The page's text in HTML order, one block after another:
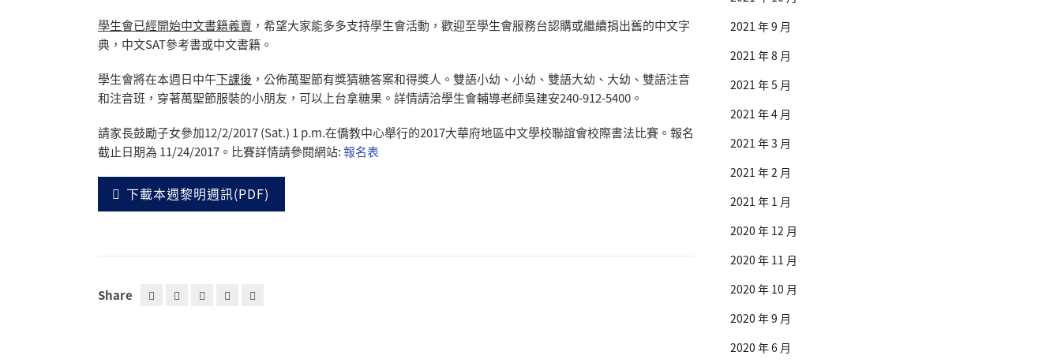
學生會已經開始中文書籍義賣 ，希望大家能多多支持學生會活動，歡迎至學生會服務台認購或繼續捐出舊的中文字
典，中文SAT參考書或中文書籍。
學生會將在本週日中午下課後 ，公佈萬聖節有獎猜糖答案和得獎人。雙語小幼、小幼、雙語大幼、大幼、雙語注音
和注音班，穿著萬聖節服裝的小朋友，可以上台拿糖果。詳情請洽學生會輔導老師吳建安240-912-5400。
請家長鼓勵子女參加12/2/2017 (Sat.) 1 p.m.在僑教中心舉行的2017大華府地區中文學校聯誼會校際書法比賽。報名
截止日期為 11/24/2017。比賽詳情請參閱網站:報名表
下載本週黎明週訊(PDF)
Share
2021 年 9 月
2021 年 8 月
2021 年 5 月
2021 年 4 月
2021 年 3 月
2021 年 2 月
2021 年 1 月
2020 年 12 月
2020 年 11 月
2020 年 10 月
2020 年 9 月
2020 年 6 月